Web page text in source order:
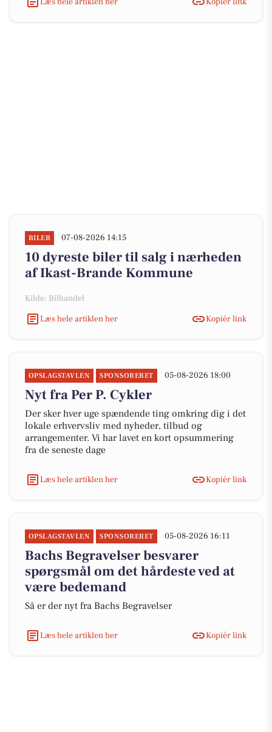
BILER 07-08-2026 14:15
10 dyreste biler til salg i nærheden
af Ikast-Brande Kommune
Kilde: Bilhandel
Læs hele artiklen her
Kopiér link
OPSLAGSTAVLEN SPONSORERET 05-08-2026 18:00
Nyt fra Per P. Cykler
Der sker hver uge spændende ting omkring dig i det
lokale erhvervsliv med nyheder, tilbud og
arrangementer. Vi har lavet en kort opsummering
fra de seneste dage
Læs hele artiklen her Kopiér link
OPSLAGSTAVLEN SPONSORERET 05-08-2026 16:11
Bachs Begravelser besvarer
spørgsmål om det hårdeste ved at
være bedemand
Så er der nyt fra Bachs Begravelser
Læs hele artiklen her Kopiér link